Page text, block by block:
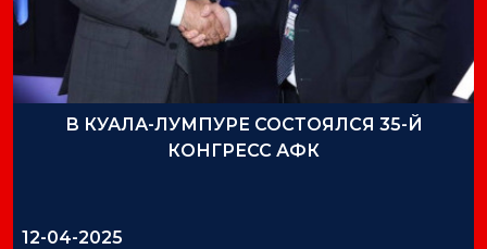
В КУАЛА-ЛУМПУРЕ СОСТОЯЛСЯ 35-Й
КОНГРЕСС АФК
12-04-2025